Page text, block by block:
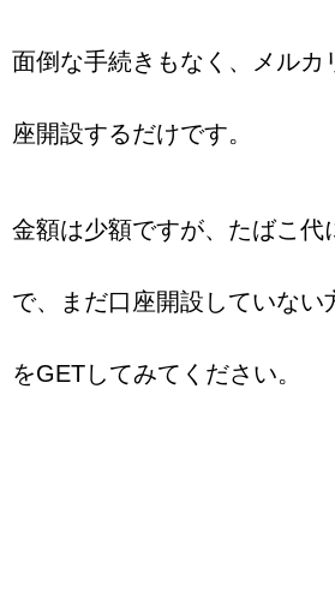
面倒な手続きもなく、メルカ
座開設するだけです。
金額は少額ですが、たばこ代
で、まだ口座開設していない
をGETしてみてください。